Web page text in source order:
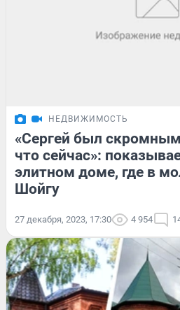
НЕДВИЖИМОСТЬ
«Сергей был
что сейчас»:
элитном доме, где в
Шойгу
27 декабря, 2023, 17:30 4 954